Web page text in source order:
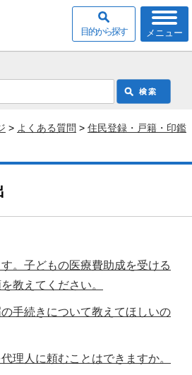
メニュー
目的から探す
> よくある質問 > 住民登録・戸籍・印鑑
。子どもの医療費助成を受ける
教えてください。
手続きについて教えてほしいの
理人に頼むことはできますか。